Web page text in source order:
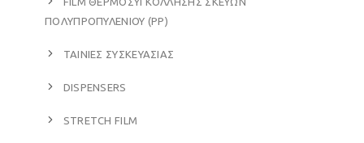
ΠΟΛΥΠΡΟΠΥΛΕΝΙΟΥ (PP)
ΤΑΙΝΙΕΣ ΣΥΣΚΕΥΑΣΙΑΣ
DISPENSERS
STRETCH FILM